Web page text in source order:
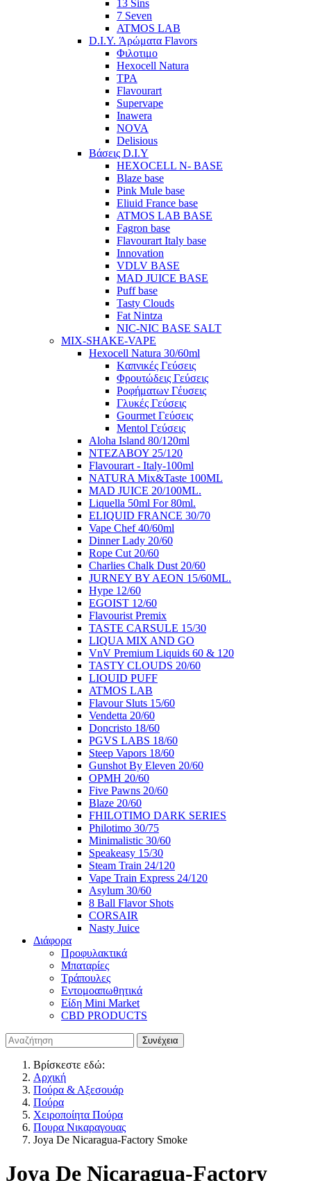
13 Sins
7 Seven
ATMOS LAB
D.I.Y. Άρώματα Flavors
Φιλοτιμο
Hexocell Natura
TPA
Flavourart
Supervape
Inawera
ΝOVA
Delisious
Βάσεις D.I.Y
HEXOCELL N- BASE
Blaze base
Pink Mule base
Eliuid France base
ATMOS LAB BASE
Fagron base
Flavourart Italy base
Innovation
VDLV BASE
MAD JUICE BASE
Puff base
Tasty Clouds
Fat Nintza
NIC-NIC BASE SALT
MIX-SHAKE-VAPE
Hexocell Natura 30/60ml
Kαπνικές Γεύσεις
Φρουτώδεις Γεύσεις
Ροφήματων Γέυσεις
Γλυκές Γεύσεις
Gourmet Γεύσεις
Mentol Γεύσεις
Aloha Island 80/120ml
ΝΤΕΖΑΒΟΥ 25/120
Flavourart - Italy-100ml
NATURA Mix&Taste 100ML
MAD JUICE 20/100ML.
Liquella 50ml For 80ml.
ELIQUID FRANCE 30/70
Vape Chef 40/60ml
Dinner Lady 20/60
Rope Cut 20/60
Charlies Chalk Dust 20/60
JURNEY BY AEON 15/60ML.
Hype 12/60
EGOIST 12/60
Flavourist Premix
ΤΑSTE CARSULE 15/30
LIQUA MIX AND GO
VnV Premium Liquids 60 & 120
TASTY CLOUDS 20/60
LIOUID PUFF
ATMOS LAB
Flavour Sluts 15/60
Vendetta 20/60
Doncristo 18/60
PGVS LABS 18/60
Steep Vapors 18/60
Gunshot By Eleven 20/60
ΟΡΜΗ 20/60
Five Pawns 20/60
Blaze 20/60
FHILOTIMO DARK SERIES
Philotimo 30/75
Minimalistic 30/60
Speakeasy 15/30
Steam Train 24/120
Vape Train Express 24/120
Asylum 30/60
8 Βall Flavor Shots
CORSAIR
Nasty Juice
Διάφορα
Προφυλακτικά
Μπαταρίες
Τράπουλες
Εντομοαπωθητικά
Είδη Mini Market
CBD PRODUCTS
Βρίσκεστε εδώ:
Αρχική
Πούρα & Αξεσουάρ
Πούρα
Χειροποίητα Πούρα
Πουρα Νικαραγουας
Joya De Nicaragua-Factory Smoke
Joya De Nicaragua-Factory